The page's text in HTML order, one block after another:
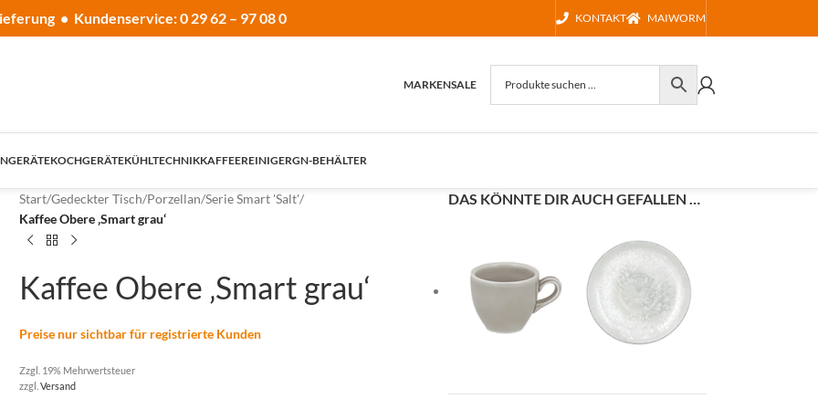
• Kundenservice: 0 29 62 – 97 08 0 KONTAKT MAIWORM
MARKENSALE
KOCHGERÄTEKÜHLTECHNIKKAFFEEREINIGERGN-BEHÄLTER
Start/Gedeckter Tisch/Porzellan/Serie Smart 'Salt'/
Kaffee Obere ‚Smart grau‘
Kaffee Obere ‚Smart grau‘
Preise nur sichtbar für registrierte Kunden
Zzgl. 19% Mehrwertsteuer
zzgl.Versand
DAS KÖNNTE DIR AUCH GEFALLEN …